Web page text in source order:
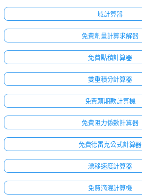
域計算器
免費劑量計算求解器
免費點積計算器
雙重積分計算器
免費頭期款計算機
免費阻力係數計算器
免費德雷克公式計算器
漂移速度計算器
免費滴灌計算機